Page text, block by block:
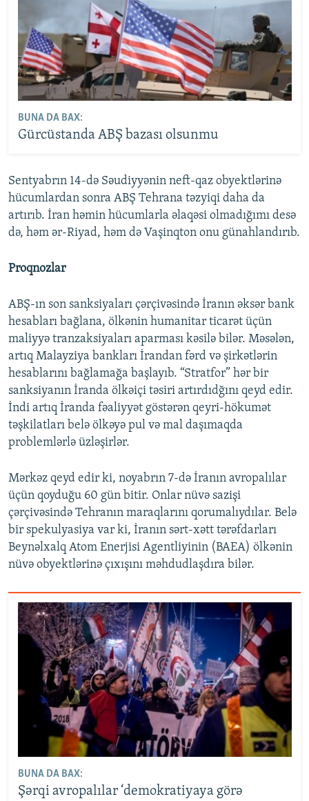
BUNA DA BAX:
Gürcüstanda ABŞ bazası olsunmu
Sentyabrın 14-də Səudiyyənin neft-qaz obyektlərinə
hücumlardan sonra ABŞ Tehrana təzyiqi daha da
artırıb. İran həmin hücumlarla əlaqəsi olmadığımı desə
də, həm ər-Riyad, həm də Vaşinqton onu günahlandırıb.
Proqnozlar
ABŞ-ın son sanksiyaları çərçivəsində İranın əksər bank
hesabları bağlana, ölkənin humanitar ticarət üçün
maliyyə tranzaksiyaları aparması kəsilə bilər. Məsələn,
artıq Malayziya bankları İrandan fərd və şirkətlərin
hesablarını bağlamağa başlayıb. “Stratfor” hər bir
sanksiyanın İranda ölkəiçi təsiri artırdıdğını qeyd edir.
İndi artıq İranda fəaliyyət göstərən qeyri-hökumət
təşkilatları belə ölkəyə pul və mal daşımaqda
problemlərlə üzləşirlər.
Mərkəz qeyd edir ki, noyabrın 7-də İranın avropalılar
üçün qoyduğu 60 gün bitir. Onlar nüvə sazişi
çərçivəsində Tehranın maraqlarını qorumalıydılar. Belə
bir spekulyasiya var ki, İranın sərt-xətt tərəfdarları
Beynəlxalq Atom Enerjisi Agentliyinin (BAEA) ölkənin
nüvə obyektlərinə çıxışını məhdudlaşdıra bilər.
BUNA DA BAX:
Şərqi avropalılar ‘demokratiyaya görə